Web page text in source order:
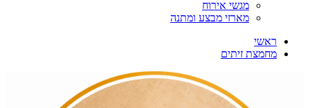
מגשי אירוח
מארזי מבצע ומתנה
ראשי
מחמצת זיתים